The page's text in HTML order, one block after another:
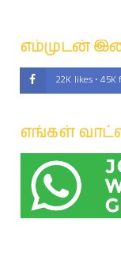
எம்முடன்
22K likes • 45K
எங்கள்